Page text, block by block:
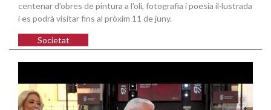
centenar d'obres de pintura a l'oli, fotografia i poesia il·lustrada
i es podrà visitar fins al pròxim 11 de juny.
Societat